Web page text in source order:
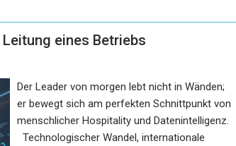
eines Betriebs
Der Leader von morgen lebt nicht in Wänden;
er bewegt sich am perfekten Schnittpunkt von
menschlicher Hospitality und Datenintelligenz.
Technologischer Wandel, internationale